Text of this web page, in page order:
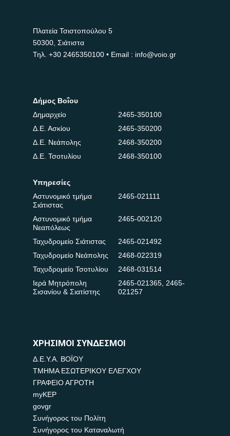
Πλατεία Τσιστοπούλου 5
50300, Σιάτιστα
Τηλ. +30 2465350100 • Email : info@voio.gr
Δήμος Βοΐου
Δημαρχείο
2465-350100
Δ.Ε. Ασκίου
2465-350200
Δ.Ε. Νεάπολης
2468-350200
Δ.Ε. Τσοτυλίου
2468-350100
Υπηρεσίες
Αστυνομικό τμήμα
Σιάτιστας
2465-021111
Αστυνομικό τμήμα
Νεαπόλεως
2465-002120
Ταχυδρομείο Σιάτιστας
2465-021492
Ταχυδρομείο Νεάπολης
2468-022319
Ταχυδρομείο Τσοτυλίου
2468-031514
Ιερά Μητρόπολη
Σισανίου & Σιατίστης
2465-021365, 2465-
021257
ΧΡΗΣΙΜΟΙ ΣΥΝΔΕΣΜΟΙ
Δ.Ε.Υ.Α. ΒΟΪΟΥ
ΤΜΗΜΑ ΕΣΩΤΕΡΙΚΟΥ ΕΛΕΓΧΟΥ
ΓΡΑΦΕΙΟ ΑΓΡΟΤΗ
myKEP
govgr
Συνήγορος του Πολίτη
Συνήγορος του Καταναλωτή